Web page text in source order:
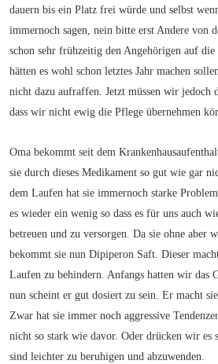
dauern bis ein Platz frei würde und selbst
immernoch sagen, nein bitte erst Andere von
schon sehr frühzeitig den Angehörigen auf
hätten es wohl schon letztes Jahr machen
nicht dazu aufraffen. Jetzt müssen wir jedoch
dass wir nicht ewig die Pflege übernehmen
Oma bekommt seit dem
sie durch dieses Medikament so gut wie gar
dem Laufen hat sie immernoch starke
es wieder ein wenig so dass es für uns auch
betreuen und zu versorgen. Da sie ohne aber
bekommt sie nun Dipiperon Saft. Dieser
Laufen zu behindern. Anfangs hatten wir das
nun scheint er gut dosiert zu sein. Er macht
Zwar hat sie immer noch aggressive
nicht so stark wie davor. Oder drücken wir es
sind leichter zu beruhigen und abzuwenden.